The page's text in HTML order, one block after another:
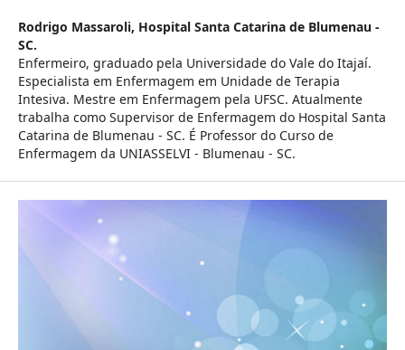
Rodrigo Massaroli, Hospital Santa Catarina de Blumenau -
SC.
Enfermeiro, graduado pela Universidade do Vale do Itajaí.
Especialista em Enfermagem em Unidade de Terapia
Intesiva. Mestre em Enfermagem pela UFSC. Atualmente
trabalha como Supervisor de Enfermagem do Hospital Santa
Catarina de Blumenau - SC. É Professor do Curso de
Enfermagem da UNIASSELVI - Blumenau - SC.